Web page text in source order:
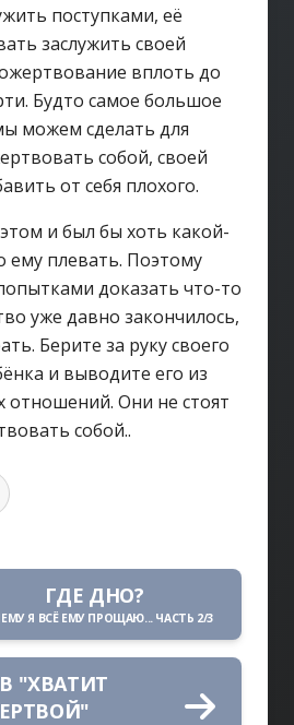
поступками, её
заслужить своей
вплоть до
Будто самое большое
можем сделать для
собой, своей
от себя плохого.
и был бы хоть какой-
ему плевать. Поэтому
доказать что-то
уже давно закончилось,
Берите за руку своего
и выводите его из
отношений. Они не стоят
собой..
ГДЕ ДНО?
Я ВСЁ ЕМУ ПРОЩАЮ... ЧАСТЬ 2/3
"ХВАТИТ